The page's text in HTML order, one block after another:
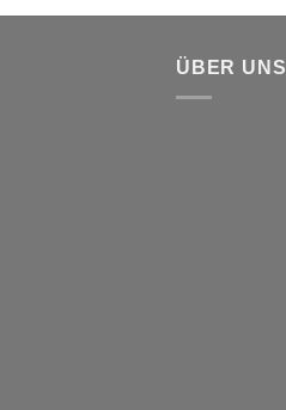
ÜBER UNS